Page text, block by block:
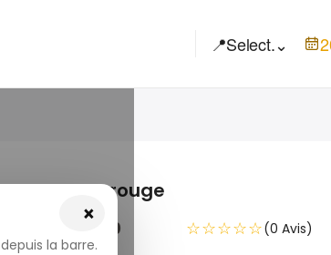
📍Select.⌄
×
la barre.
Rose et rouge
USD 88.00 ☆☆☆☆☆(0 Avis)